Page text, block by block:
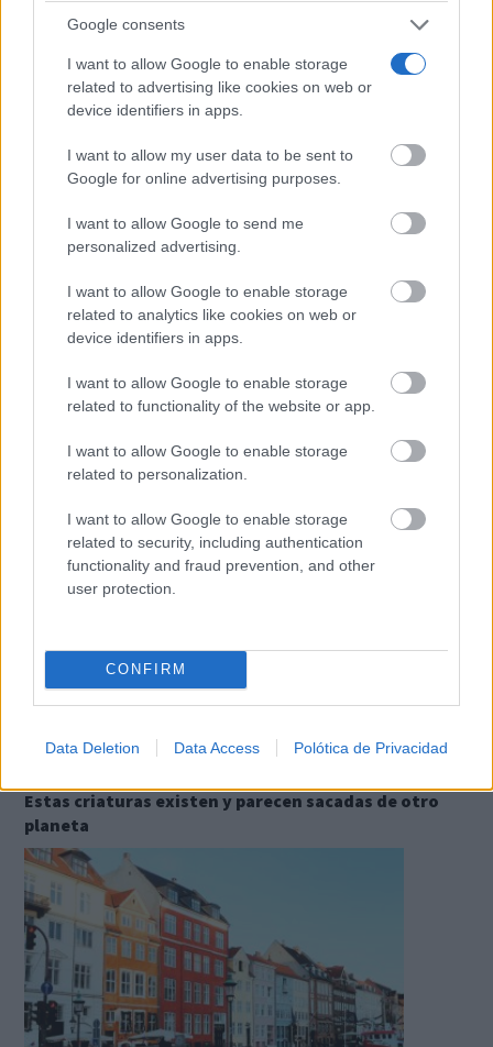
Google consents
I want to allow Google to enable storage
related to advertising like cookies on web or
device identifiers in apps.
I want to allow my user data to be sent to
Google for online advertising purposes.
I want to allow Google to send me
personalized advertising.
I want to allow Google to enable storage
related to analytics like cookies on web or
device identifiers in apps.
I want to allow Google to enable storage
related to functionality of the website or app.
I want to allow Google to enable storage
related to personalization.
I want to allow Google to enable storage
related to security, including authentication
functionality and fraud prevention, and other
user protection.
CONFIRM
Data Deletion Data Access Polótica de Privacidad
Viaja sin visado
Los pasaportes que más puertas abren ¿está el tuyo?
El diamante que simboliza la feminidad indomable
Estas criaturas existen y parecen sacadas de otro
planeta